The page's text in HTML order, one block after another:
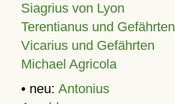
Siagrius von Lyon
Terentianus und Gefährten
Vicarius und Gefährten
Michael Agricola
• neu: Antonius